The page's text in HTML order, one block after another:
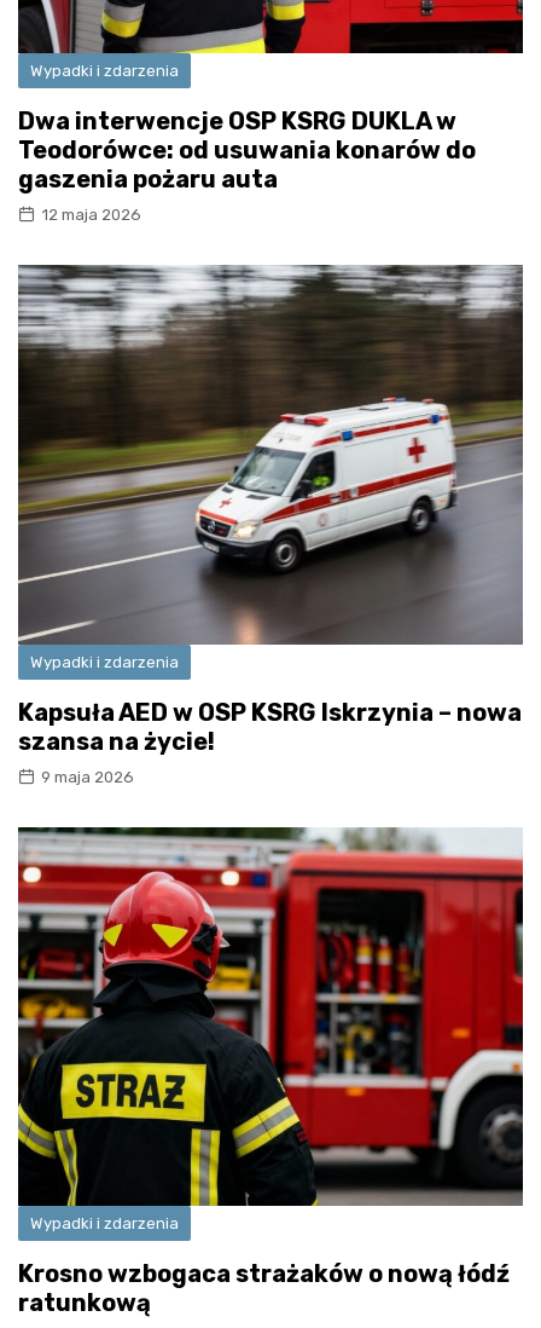
Wypadki i zdarzenia
Dwa interwencje OSP KSRG DUKLA w
Teodorówce: od usuwania konarów do
gaszenia pożaru auta
12 maja 2026
Wypadki i zdarzenia
Kapsuła AED w OSP KSRG Iskrzynia – nowa
szansa na życie!
9 maja 2026
Wypadki i zdarzenia
Krosno wzbogaca strażaków o nową łódź
ratunkową